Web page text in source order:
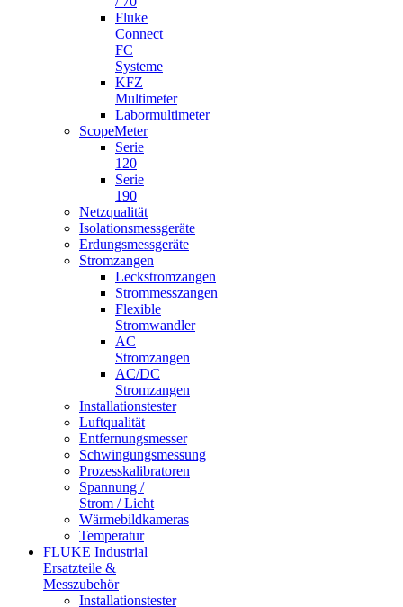
Fluke
Connect
FC
Systeme
KFZ
Multimeter
Labormultimeter
ScopeMeter
Serie
120
Serie
190
Netzqualität
Isolationsmessgeräte
Erdungsmessgeräte
Stromzangen
Leckstromzangen
Strommesszangen
Flexible
Stromwandler
AC
Stromzangen
AC/DC
Stromzangen
Installationstester
Luftqualität
Entfernungsmesser
Schwingungsmessung
Prozesskalibratoren
Spannung /
Strom / Licht
Wärmebildkameras
Temperatur
FLUKE Industrial
Ersatzteile &
Messzubehör
Installationstester